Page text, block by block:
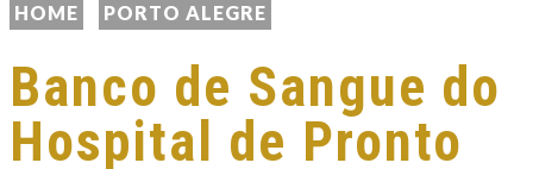
HOME PORTO ALEGRE
Banco de Sangue do
Hospital de Pronto